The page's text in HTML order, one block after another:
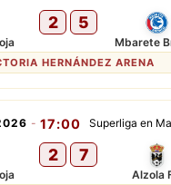
2 5
Mbarete
HERNÁNDEZ ARENA
Superliga en
- 17:00
2 7
Alzola